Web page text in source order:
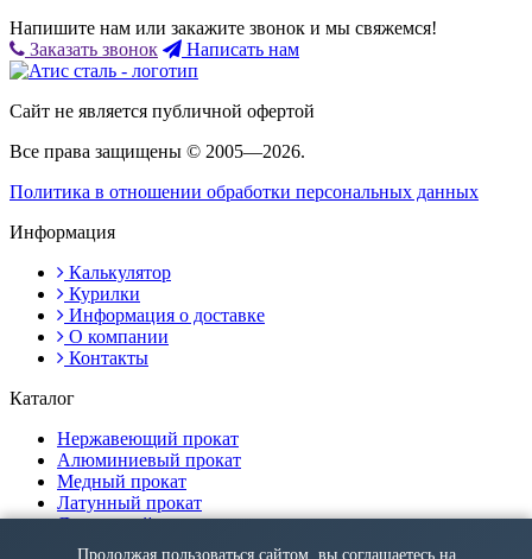
Напишите нам или закажите звонок и мы свяжемся!
Заказать звонок
Написать нам
Сайт не является публичной офертой
Все права защищены © 2005—2026.
Политика в отношении обработки персональных данных
Информация
Калькулятор
Курилки
Информация о доставке
О компании
Контакты
Каталог
Нержавеющий прокат
Алюминиевый прокат
Медный прокат
Латунный прокат
Дюралевый прокат
Продолжая пользоваться сайтом, вы соглашаетесь на